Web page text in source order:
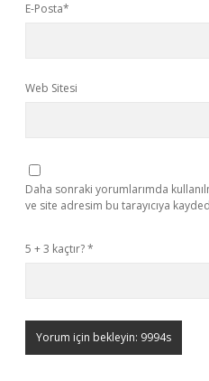
E-Posta*
Web Sitesi
Daha sonraki yorumlarımda
ve site adresim bu tarayıcıya
5 + 3 kaçtır?*